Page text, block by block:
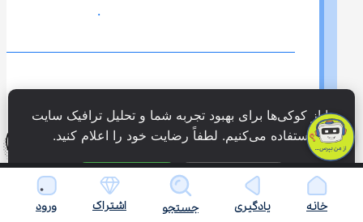
.
دمت گرم
خانه یادگیری جستجو اشتراک ورود
ما از کوکی‌ها برای بهبود تجربه شما و تحلیل ترافیک سایت
استفاده می‌کنیم. لطفاً رضایت خود را اعلام کنید.
فقط ضروری پذیرش همه